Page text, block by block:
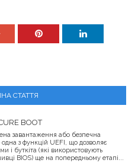
СТАТТЯ
BOOT
завантаження або безпечна
з функцій UEFI, що дозволяє
і буткіта (які використовують
BIOS) ще на попередньому етапі...